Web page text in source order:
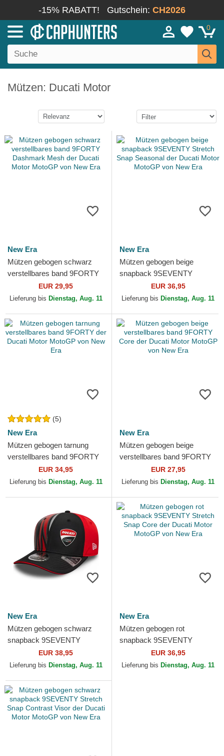
-15% RABATT! Gutschein: CH2026
0
Mützen: Ducati Motor
New Era
Mützen gebogen schwarz
verstellbares band 9FORTY
Dashmark Mesh der Ducati
Motor MotoGP von New Era
EUR 29,95
Lieferung bis Dienstag, Aug. 11
New Era
Mützen gebogen beige
snapback 9SEVENTY
Stretch Snap Seasonal der
Ducati Motor MotoGP von
EUR 36,95
Lieferung bis Dienstag, Aug. 11
(5)
New Era
Mützen gebogen tarnung
verstellbares band 9FORTY
der Ducati Motor MotoGP
von New Era
EUR 34,95
Lieferung bis Dienstag, Aug. 11
New Era
Mützen gebogen beige
verstellbares band 9FORTY
Core der Ducati Motor
MotoGP von New Era
EUR 27,95
Lieferung bis Dienstag, Aug. 11
New Era
Mützen gebogen schwarz
snapback 9SEVENTY
Stretch Snap Print der Ducati
Motor MotoGP von New Era
EUR 38,95
Lieferung bis Dienstag, Aug. 11
New Era
Mützen gebogen rot
snapback 9SEVENTY
Stretch Snap Core der Ducati
Motor MotoGP von New Era
EUR 36,95
Lieferung bis Dienstag, Aug. 11